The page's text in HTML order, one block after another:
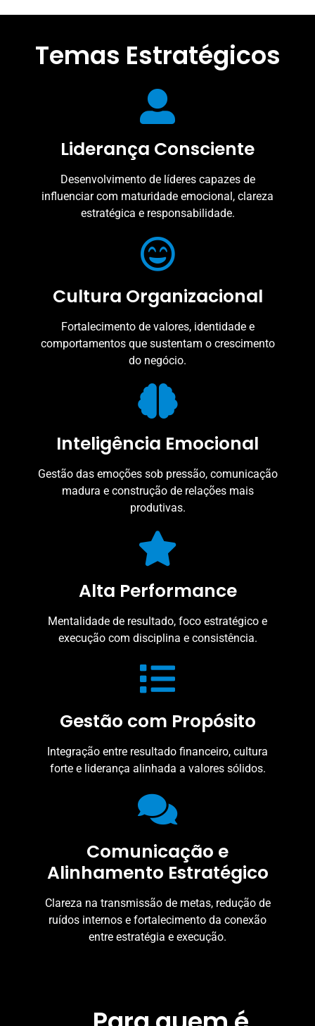
Temas Estratégicos
Liderança Consciente
Desenvolvimento de líderes capazes de
influenciar com maturidade emocional, clareza
estratégica e responsabilidade.
Cultura Organizacional
Fortalecimento de valores, identidade e
comportamentos que sustentam o crescimento
do negócio.
Inteligência Emocional
Gestão das emoções sob pressão, comunicação
madura e construção de relações mais
produtivas.
Alta Performance
Mentalidade de resultado, foco estratégico e
execução com disciplina e consistência.
Gestão com Propósito
Integração entre resultado financeiro, cultura
forte e liderança alinhada a valores sólidos.
Comunicação e
Alinhamento Estratégico
Clareza na transmissão de metas, redução de
ruídos internos e fortalecimento da conexão
entre estratégia e execução.